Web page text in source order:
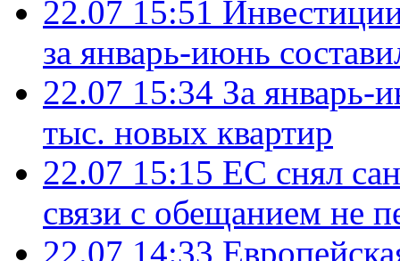
22.07 15:51
за январь-июнь
22.07 15:34 За январь-
тыс. новых квартир
22.07 15:15 ЕС снял
связи с обещанием не
22.07 14:33